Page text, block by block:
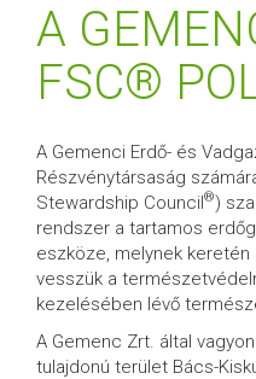
A
FSC®
A Gemenci Erdő- és
Részvénytársaság
Stewardship Council®)
rendszer a tartamos
eszköze, melynek
vesszük a
kezelésében lévő
A Gemenc Zrt. által
tulajdonú terület Bács-